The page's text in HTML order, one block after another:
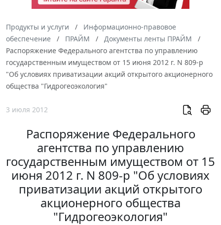
Продукты и услуги
Информационно-правовое
обеспечение
ПРАЙМ
Документы ленты ПРАЙМ
Распоряжение Федерального агентства по управлению
государственным имуществом от 15 июня 2012 г. N 809-р
"Об условиях приватизации акций открытого акционерного
общества "Гидрогеоэкология"
3 июля 2012
Распоряжение Федерального
агентства по управлению
государственным имуществом от 15
июня 2012 г. N 809-р "Об условиях
приватизации акций открытого
акционерного общества
"Гидрогеоэкология"